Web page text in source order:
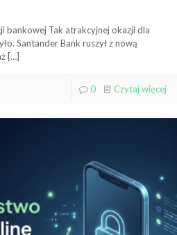
bankowej Tak atrakcyjnej okazji dla
Santander Bank ruszył z nową
[…]
0 Czytaj więcej